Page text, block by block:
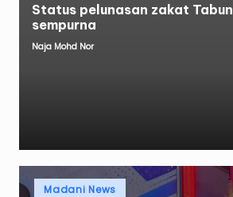
Status pelunasan zakat
sempurna
Posted
Naja Mohd Nor
Posted
Madani News